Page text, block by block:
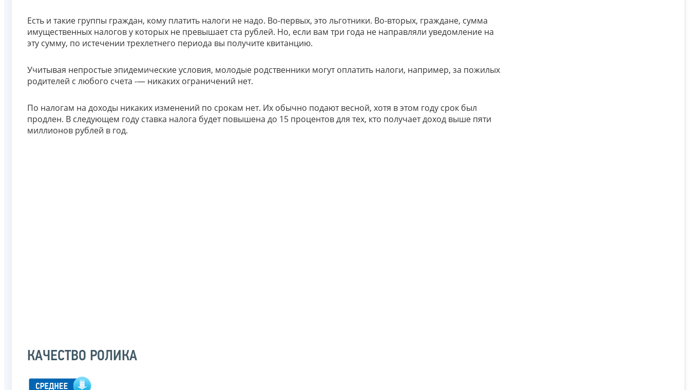
Есть и такие группы граждан, кому платить налоги не надо. Во-первых, это льготники. Во-вторых, граждане, сумма
имущественных налогов у которых не превышает ста рублей. Но, если вам три года не направляли уведомление на
эту сумму, по истечении трехлетнего периода вы получите квитанцию.
Учитывая непростые эпидемические условия, молодые родственники могут оплатить налоги, например, за пожилых
родителей с любого счета -— никаких ограничений нет.
По налогам на доходы никаких изменений по срокам нет. Их обычно подают весной, хотя в этом году срок был
продлен. В следующем году ставка налога будет повышена до 15 процентов для тех, кто получает доход выше пяти
миллионов рублей в год.
КАЧЕСТВО РОЛИКА